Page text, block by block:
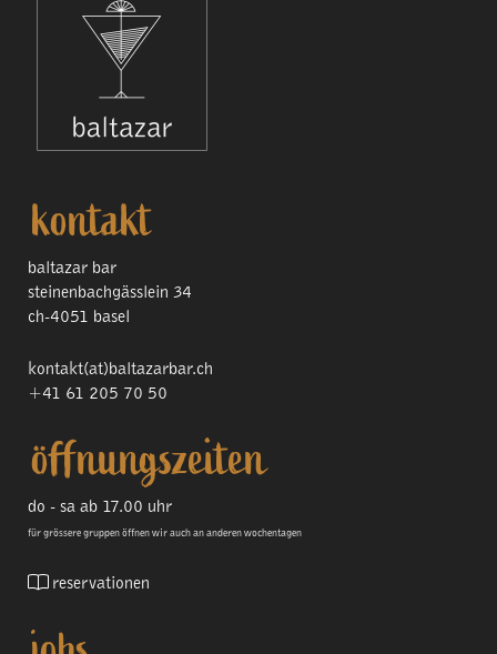
kontakt
baltazar bar
steinenbachgässlein 34
ch-4051 basel
kontakt(at)baltazarbar.ch
+41 61 205 70 50
öffnungszeiten
do - sa ab 17.00 uhr
für grössere gruppen öffnen wir auch an anderen wochentagen
reservationen